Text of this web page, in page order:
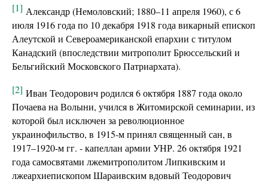
[1] Александр (Немоловский; 1880–11 апреля 1960), с 6
июля 1916 года по 10 декабря 1918 года викарный епископ
Алеутской и Североамериканской епархии с титулом
Канадский (впоследствии митрополит Брюссельский и
Бельгийский Московского Патриархата).
[2] Иван Теодорович родился 6 октября 1887 года около
Почаева на Волыни, учился в Житомирской семинарии, из
которой был исключен за революционное
украинофильство, в 1915-м принял священный сан, в
1917–1920-м гг. - капеллан армии УНР. 26 октября 1921
года самосвятами лжемитрополитом Липкивским и
лжеархиепископом Шараивским вдовый Теодорович